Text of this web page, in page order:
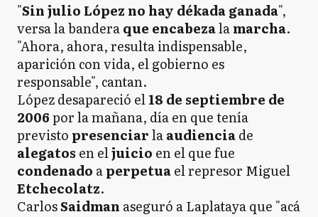
"Sin julio López no hay dékada ganada",
versa la banderaque encabezalamarcha.
"Ahora, ahora, resulta indispensable,
aparición con vida, el gobierno es
responsable", cantan.
López desapareció el18 de septiembre de
2006por la mañana, día en que tenía
previsto presenciarlaaudienciade
alegatos en eljuicio en el que fue
condenado aperpetuael represor Miguel
Etchecolatz.
CarlosSaidman aseguró a Laplataya que "acá